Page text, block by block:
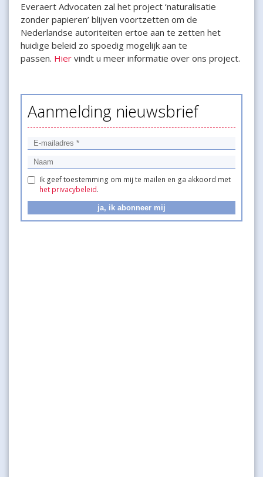
Everaert Advocaten zal het project ‘naturalisatie
zonder papieren’ blijven voortzetten om de
Nederlandse autoriteiten ertoe aan te zetten het
huidige beleid zo spoedig mogelijk aan te
passen. Hier vindt u meer informatie over ons project.
Aanmelding nieuwsbrief
Ik geef toestemming om mij te mailen en ga akkoord met
het privacybeleid.